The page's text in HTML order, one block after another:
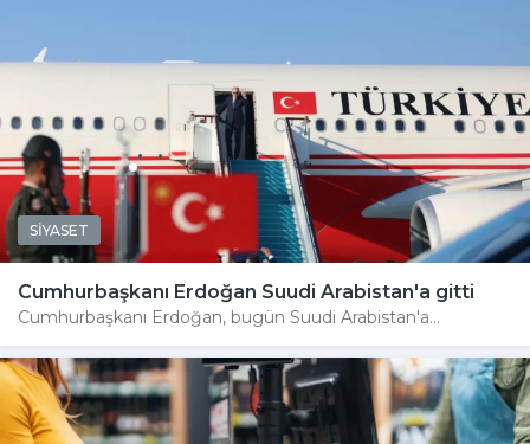
SİYASET
Cumhurbaşkanı Erdoğan Suudi Arabistan'a gitti
Cumhurbaşkanı Erdoğan, bugün Suudi Arabistan'a...